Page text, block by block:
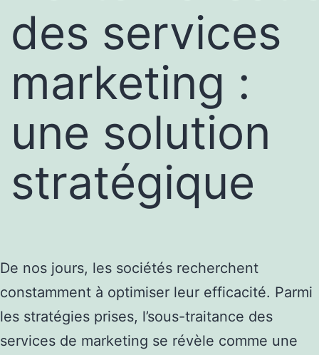
des services
marketing :
une solution
stratégique
De nos jours, les sociétés recherchent
constamment à optimiser leur efficacité. Parmi
les stratégies prises, l’sous-traitance des
services de marketing se révèle comme une